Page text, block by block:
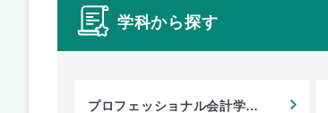
学科から探す
プロフェッショナル会計学専